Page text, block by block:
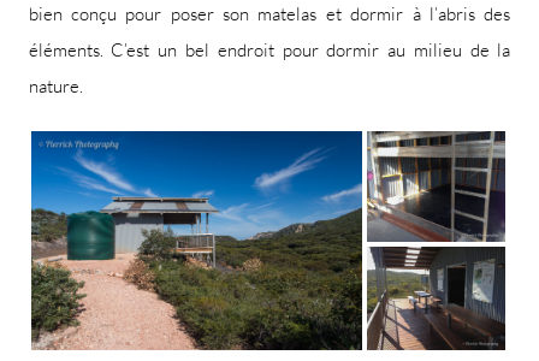
bien conçu pour poser son matelas et dormir à l’abris des
éléments. C’est un bel endroit pour dormir au milieu de la
nature.